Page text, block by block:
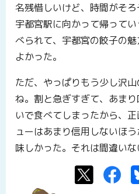
名残惜しいけど、時間がそ
宇都宮駅に向かって帰って
べられて、宇都宮の餃子の
よかった。
ただ、やっぱりもう少し沢
ね。割と急ぎすぎて、あま
いで食べてしまったから、
ューはあまり信用しないほ
味しかった。それは間違いな
Twitter